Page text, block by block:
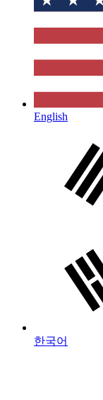
English
한국어